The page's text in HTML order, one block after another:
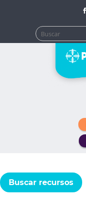
Buscar:
Buscar recursos